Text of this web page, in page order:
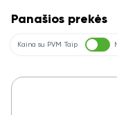
Panašios prekės
Kaina su PVM Taip